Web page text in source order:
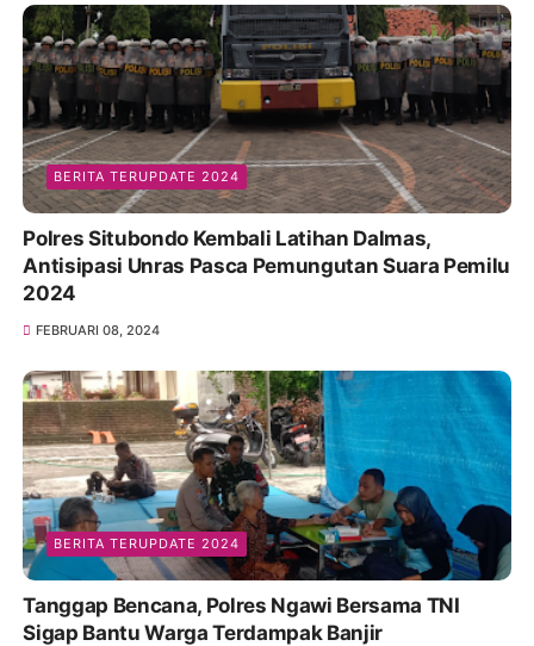
BERITA TERUPDATE 2024
Polres Situbondo Kembali Latihan Dalmas,
Antisipasi Unras Pasca Pemungutan Suara Pemilu
2024
FEBRUARI 08, 2024
BERITA TERUPDATE 2024
Tanggap Bencana, Polres Ngawi Bersama TNI
Sigap Bantu Warga Terdampak Banjir